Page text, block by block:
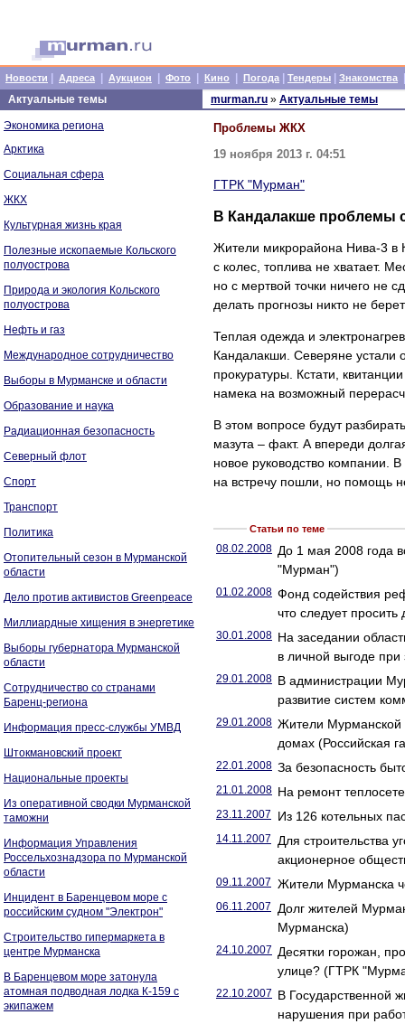
Новости Адреса Аукцион Фото Кино Погода Тендеры Знакомства
Актуальные темы
Экономика региона
Арктика
Социальная сфера
ЖКХ
Культурная жизнь края
Полезные ископаемые Кольского
полуострова
Природа и экология Кольского
полуострова
Нефть и газ
Международное сотрудничество
Выборы в Мурманске и области
Образование и наука
Радиационная безопасность
Северный флот
Спорт
Транспорт
Политика
Отопительный сезон в Мурманской
области
Дело против активистов Greenpeace
Миллиардные хищения в энергетике
Выборы губернатора Мурманской
области
Сотрудничество со странами
Баренц-региона
Информация пресс-службы УМВД
Штокмановский проект
Национальные проекты
Из оперативной сводки Мурманской
таможни
Информация Управления
Россельхознадзора по Мурманской
области
Инцидент в Баренцевом море с
российским судном "Электрон"
Строительство гипермаркета в
центре Мурманска
В Баренцевом море затонула
атомная подводная лодка К-159 с
экипажем
murman.ru » Актуальные темы
Проблемы ЖКХ
19 ноября 2013 г. 04:51
ГТРК "Мурман"
В Кандалакше проблемы
Жители микрорайона Нива-3 в
с колес, топлива не хватает.
но с мертвой точки ничего не
делать прогнозы никто не
Теплая одежда и
Кандалакши. Северяне устали
прокуратуры. Кстати,
намека на возможный
В этом вопросе будут
мазута – факт. А впереди
новое руководство
на встречу пошли, но помощь
Статьи по теме
08.02.2008 До 1 мая 2008 года
"Мурман")
01.02.2008 Фонд содействия
что следует
30.01.2008 На заседании
в личной выгоде
29.01.2008 В администрации
развитие систем
29.01.2008 Жители Мурманской
домах (Российская
22.01.2008 За безопасность
21.01.2008 На ремонт
23.11.2007 Из 126 котельных
14.11.2007
Для строительства
акционерное
09.11.2007 Жители Мурманска
06.11.2007
Долг жителей
Мурманска)
24.10.2007 Десятки горожан,
улице? (ГТРК
22.10.2007 В Государственной
нарушения при